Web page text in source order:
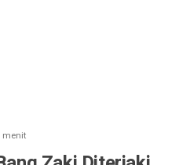
menit